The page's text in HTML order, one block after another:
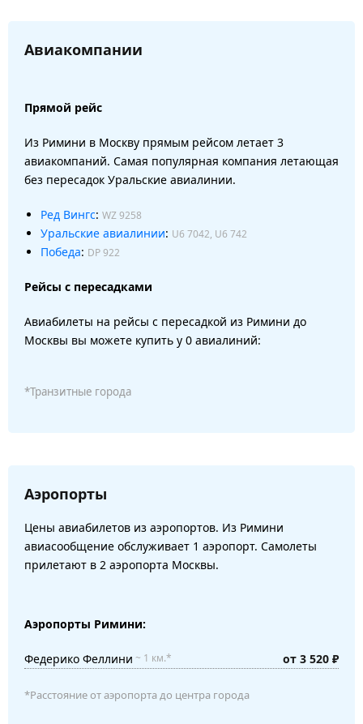
Авиакомпании
Прямой рейс
Из Римини в Москву прямым рейсом летает 3
авиакомпаний. Самая популярная компания летающая
без пересадок Уральские авиалинии.
Ред Вингс: WZ 9258
Уральские авиалинии: U6 7042, U6 742
Победа: DP 922
Рейсы с пересадками
Авиабилеты на рейсы с пересадкой из Римини до
Москвы вы можете купить у 0 авиалиний:
*Транзитные города
Аэропорты
Цены авиабилетов из аэропортов. Из Римини
авиасообщение обслуживает 1 аэропорт. Самолеты
прилетают в 2 аэропорта Москвы.
Аэропорты Римини:
Федерико Феллини ~ 1 км.* от 3 520 ₽
*Расстояние от аэропорта до центра города